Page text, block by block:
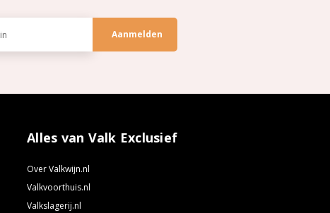
Alles van Valk Exclusief
Over Valkwijn.nl
Valkvoorthuis.nl
Valkslagerij.nl